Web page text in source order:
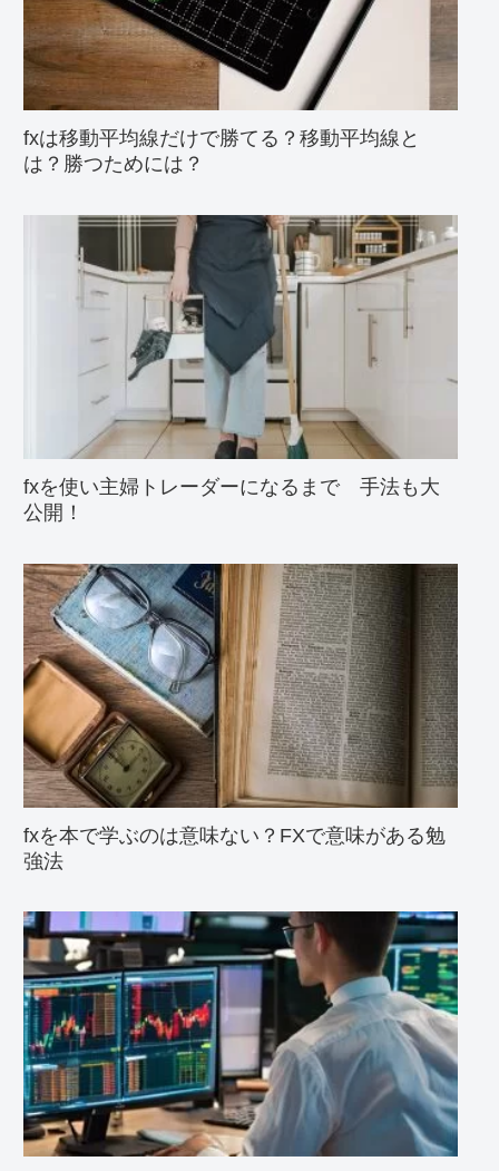
fxは移動平均線だけで勝てる？移動平均線と
は？勝つためには？
fxを使い主婦トレーダーになるまで 手法も大
公開！
fxを本で学ぶのは意味ない？FXで意味がある勉
強法